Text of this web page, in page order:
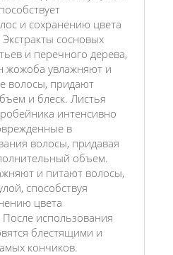
и сохранению цвета
сосновых
и перечного дерева,
жожоба увлажняют и
волосы, придают
и блеск. Листья
интенсивно
в
волосы, придавая
объем.
и питают волосы,
способствуя
цвета
использования
блестящими и
кончиков.